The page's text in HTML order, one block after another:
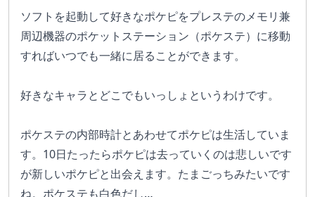
ソフトを起動して好きなポケピをプレステのメモリ兼
周辺機器のポケットステーション（ポケステ）に移動
すればいつでも一緒に居ることができます。
好きなキャラとどこでもいっしょというわけです。
ポケステの内部時計とあわせてポケピは生活していま
す。10日たったらポケピは去っていくのは悲しいです
が新しいポケピと出会えます。たまごっちみたいです
ね。ポケステも白色だし…